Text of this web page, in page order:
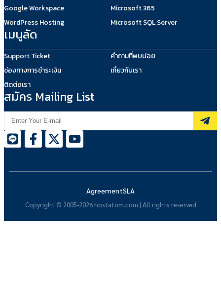
Google Workspace
WordPress Hosting
Microsoft 365
Microsoft SQL Server
เมนูลัด
Support Ticket
ช่องทางการชำระเงิน
ติดต่อเรา
คำถามที่พบบ่อย
เกี่ยวกับเรา
สมัคร Mailing List
Copyright © 2005-2026 hostatom.com | All rights reserved
AgreementSLA